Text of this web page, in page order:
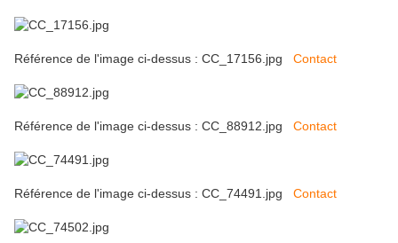
Référence de l'image ci-dessus : CC_17156.jpg Contact
Référence de l'image ci-dessus : CC_88912.jpg Contact
Référence de l'image ci-dessus : CC_74491.jpg Contact